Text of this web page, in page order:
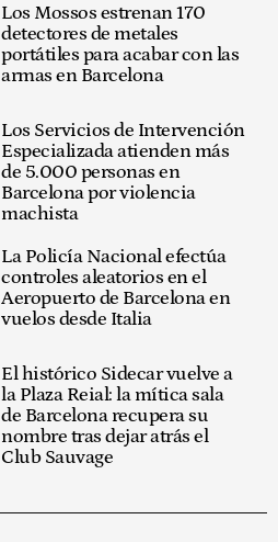
Los Mossos estrenan 170
detectores de metales
portátiles para acabar con las
armas en Barcelona
Los Servicios de Intervención
Especializada atienden más
de 5.000 personas en
Barcelona por violencia
machista
La Policía Nacional efectúa
controles aleatorios en el
Aeropuerto de Barcelona en
vuelos desde Italia
El histórico Sidecar vuelve a
la Plaza Reial: la mítica sala
de Barcelona recupera su
nombre tras dejar atrás el
Club Sauvage